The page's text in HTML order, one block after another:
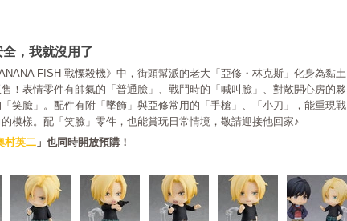
，我就沒用了
FISH 戰慄殺機》中，街頭幫派的老大「亞修・林克斯」化身為黏土
售！表情零件有帥氣的「普通臉」、戰鬥時的「喊叫臉」、對敞開心房的夥
笑臉」。配件有附「墜飾」與亞修常用的「手槍」、「小刀」，能重現戰
模樣。配「笑臉」零件，也能賞玩日常情境，敬請迎接他回家♪
村英二 」也同時開放預購！